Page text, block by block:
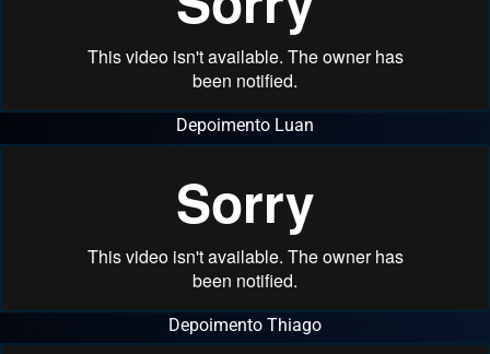
Depoimento Luan
Depoimento Thiago